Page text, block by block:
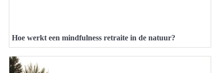
Hoe werkt een mindfulness retraite in de natuur?